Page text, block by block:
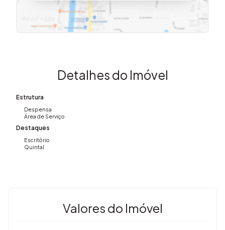
Detalhes do Imóvel
Estrutura
Despensa
Área de Serviço
Destaques
Escritório
Quintal
Valores do Imóvel